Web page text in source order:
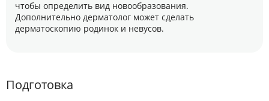
чтобы определить вид новообразования.
Дополнительно дерматолог может сделать
дерматоскопию родинок и невусов.
Подготовка